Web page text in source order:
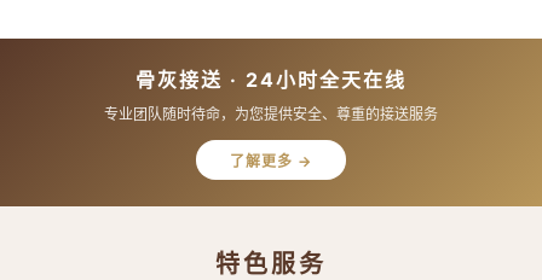
骨灰接送 · 24小时全天在线
专业团队随时待命，为您提供安全、尊重的接送服务
了解更多 →
特色服务